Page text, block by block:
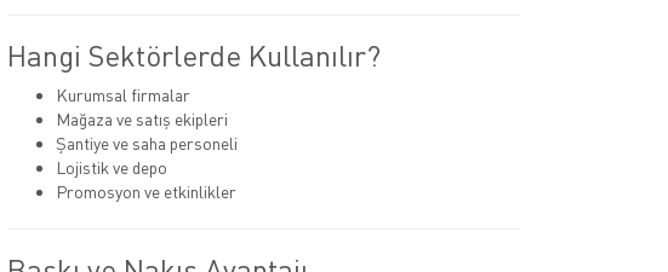
Hangi Sektörlerde Kullanılır?
Kurumsal firmalar
Mağaza ve satış ekipleri
Şantiye ve saha personeli
Lojistik ve depo
Promosyon ve etkinlikler